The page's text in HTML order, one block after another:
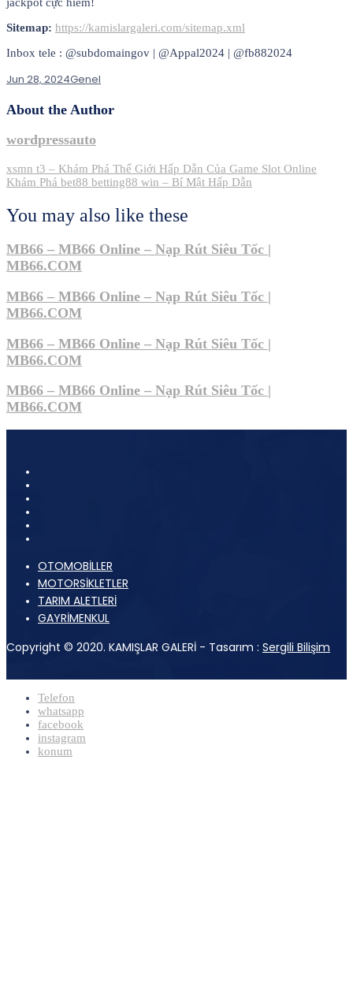
Sitemap: https://kamislargaleri.com/sitemap.xml
Inbox tele : @subdomaingov | @Appal2024 | @fb882024
Jun 28, 2024Genel
About the Author
wordpressauto
Post
navigation
xsmn t3 – Khám Phá Thế Giới Hấp Dẫn Của Game Slot Online
Khám Phá bet88 betting88 win – Bí Mật Hấp Dẫn
You may also like these
MB66 – MB66 Online – Nạp Rút Siêu Tốc |
MB66.COM
MB66 – MB66 Online – Nạp Rút Siêu Tốc |
MB66.COM
MB66 – MB66 Online – Nạp Rút Siêu Tốc |
MB66.COM
MB66 – MB66 Online – Nạp Rút Siêu Tốc |
MB66.COM
OTOMOBİLLER
MOTORSİKLETLER
TARIM ALETLERİ
GAYRİMENKUL
Copyright © 2020. KAMIŞLAR GALERİ - Tasarım : Sergili Bilişim
Telefon
whatsapp
facebook
instagram
konum